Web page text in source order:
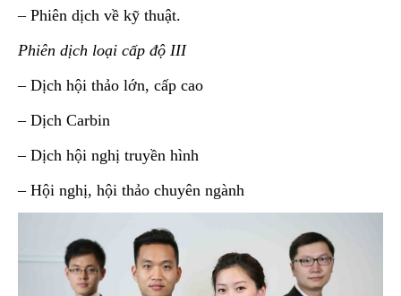
– Phiên dịch về kỹ thuật.
Phiên dịch loại cấp độ III
– Dịch hội thảo lớn, cấp cao
– Dịch Carbin
– Dịch hội nghị truyền hình
– Hội nghị, hội thảo chuyên ngành